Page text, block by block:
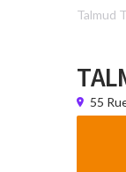
Talmud
55